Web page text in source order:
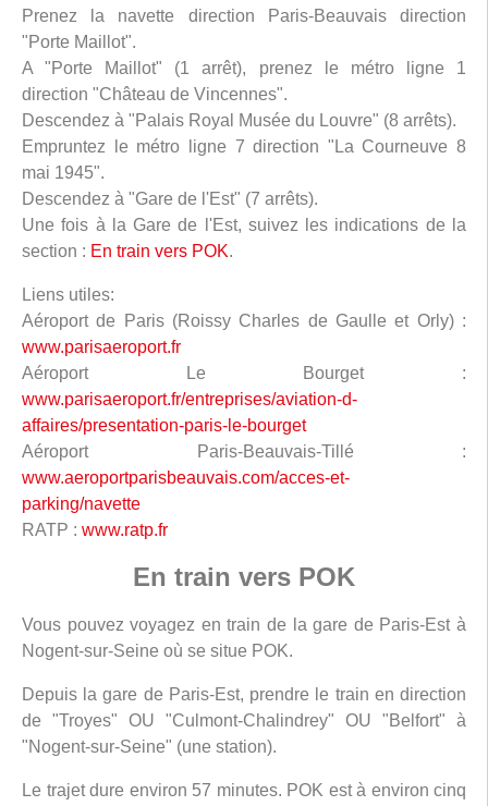
Prenez la navette direction Paris-Beauvais direction
"Porte Maillot".
A "Porte Maillot" (1 arrêt), prenez le métro ligne 1
direction "Château de Vincennes".
Descendez à "Palais Royal Musée du Louvre" (8 arrêts).
Empruntez le métro ligne 7 direction "La Courneuve 8
mai 1945".
Descendez à "Gare de l'Est" (7 arrêts).
Une fois à la Gare de l'Est, suivez les indications de la
section : En train vers POK.
Liens utiles:
Aéroport de Paris (Roissy Charles de Gaulle et Orly) :
www.parisaeroport.fr
Aéroport Le Bourget :
www.parisaeroport.fr/entreprises/aviation-d-
affaires/presentation-paris-le-bourget
Aéroport Paris-Beauvais-Tillé :
www.aeroportparisbeauvais.com/acces-et-
parking/navette
RATP : www.ratp.fr
En train vers POK
Vous pouvez voyagez en train de la gare de Paris-Est à
Nogent-sur-Seine où se situe POK.
Depuis la gare de Paris-Est, prendre le train en direction
de "Troyes" OU "Culmont-Chalindrey" OU "Belfort" à
"Nogent-sur-Seine" (une station).
Le trajet dure environ 57 minutes. POK est à environ cinq